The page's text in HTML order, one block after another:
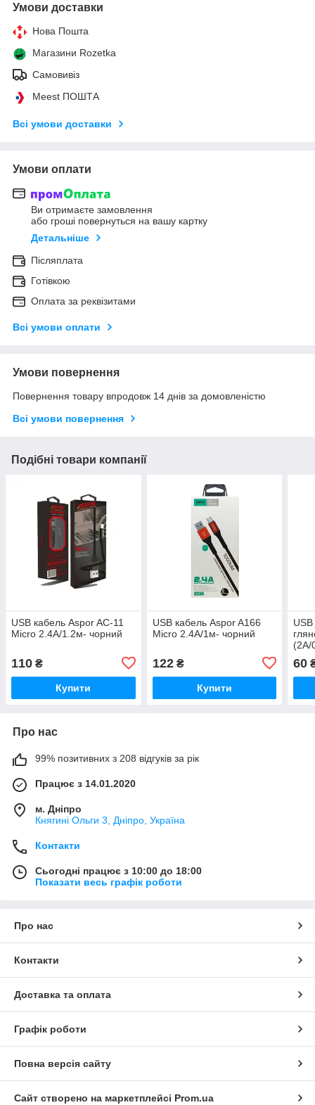
Умови доставки
Нова Пошта
Магазини Rozetka
Самовивіз
Meest ПОШТА
Всі умови доставки
Умови оплати
Ви отримаєте замовлення
або гроші повернуться на вашу картку
Детальніше
Післяплата
Готівкою
Оплата за реквізитами
Всі умови оплати
Умови повернення
Повернення товару впродовж 14 днів за домовленістю
Всі умови повернення
Подібні товари компанії
USB кабель Aspor AC-11
Micro 2.4A/1.2м- чорний
110 ₴
Купити
USB кабель Aspor A166
Micro 2.4A/1м- чорний
122₴
Купити
(2A/
60
Про нас
99% позитивних з 208 відгуків за рік
Працює з 14.01.2020
м. Дніпро
Княгині Ольги 3, Дніпро, Україна
Контакти
Сьогодні працює з 10:00 до 18:00
Показати весь графік роботи
Про нас
Контакти
Доставка та оплата
Графік роботи
Повна версія сайту
Сайт створено на маркетплейсі Prom.ua